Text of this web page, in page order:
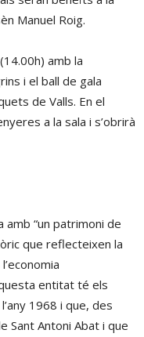
Manuel Roig.
amb la
i el ball de gala
de Valls. En el
a la sala i s’obrirà
amb “un patrimoni de
que reflecteixen la
entitat té els
1968 i que, des
Sant Antoni Abat i que